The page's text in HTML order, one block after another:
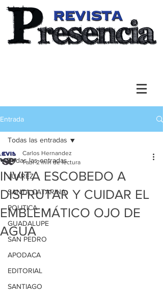
Entrada
Todas las entradas
JUAREZ
SANTA CATARINA
POLITICA
GUADALUPE
SAN PEDRO
APODACA
EDITORIAL
SANTIAGO
Todas las entradas
INVITA ESCOBEDO A
DISFRUTAR Y CUIDAR EL
EMBLEMÁTICO OJO DE
AGUA
Carlos Hernandez
1 abr 2 min de lectura